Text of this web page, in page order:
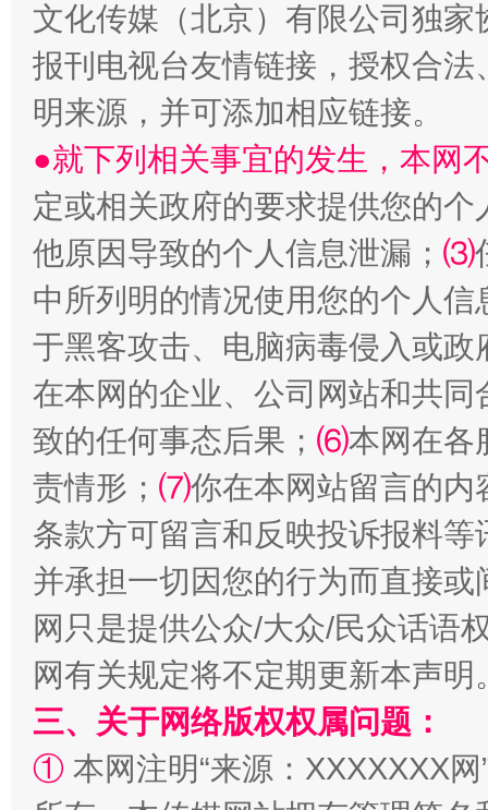
国家大学科技园优化重塑工作
扯下公款旅游的“隐身衣” 如何以
文化传媒（北京）有限公司独
报刊电视台友情链接，授权合
明来源，并可添加相应链接。
●就下列相关事宜的发生，本网
定或相关政府的要求提供您的个
他原因导致的个人信息泄漏； ⑶
中所列明的情况使用您的个人
于黑客攻击、电脑病毒侵入或
在本网的企业、公司网站和共
致的任何事态后果； ⑹本网在各
责情形； ⑺你在本网站留言的内
条款方可留言和反映投诉报料
并承担一切因您的行为而直接
网只是提供公众/大众/民众话语
网有关规定将不定期更新本声明
三、关于网络版权权属问题：
① 本网注明“来源：XXXXXXX